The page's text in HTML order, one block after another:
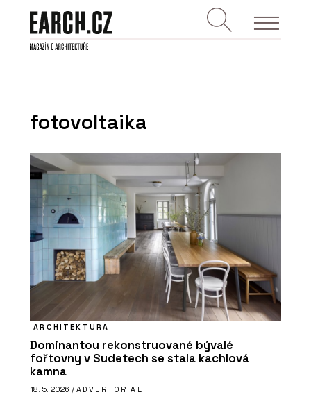
fotovoltaika
ARCHITEKTURA
Dominantou rekonstruované bývalé
fořtovny v Sudetech se stala kachlová
kamna
18. 5. 2026 / ADVERTORIAL